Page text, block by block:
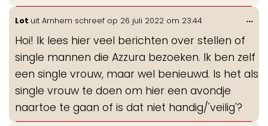
Lot uit Arnhem schreef op 26 juli 2022 om 23:44
Hoi! Ik lees hier veel berichten over stellen of
single mannen die Azzura bezoeken. Ik ben zelf
een single vrouw, maar wel benieuwd. Is het als
single vrouw te doen om hier een avondje
naartoe te gaan of is dat niet handig/'veilig'?
...